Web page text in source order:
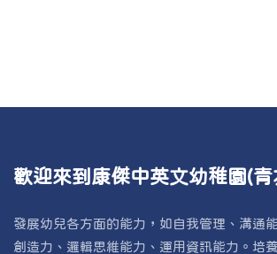
歡迎來到康傑中英文幼稚園(
發展幼兒各方面的能力，如自我管理、溝通
創造力、邏輯思維能力、運用資訊能力。培